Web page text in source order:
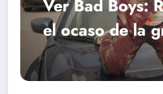
Ver Bad Boys:
el ocaso de la